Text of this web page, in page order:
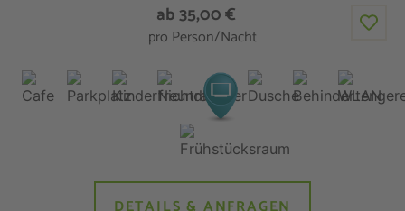
ab 35,00 €
pro Person/Nacht